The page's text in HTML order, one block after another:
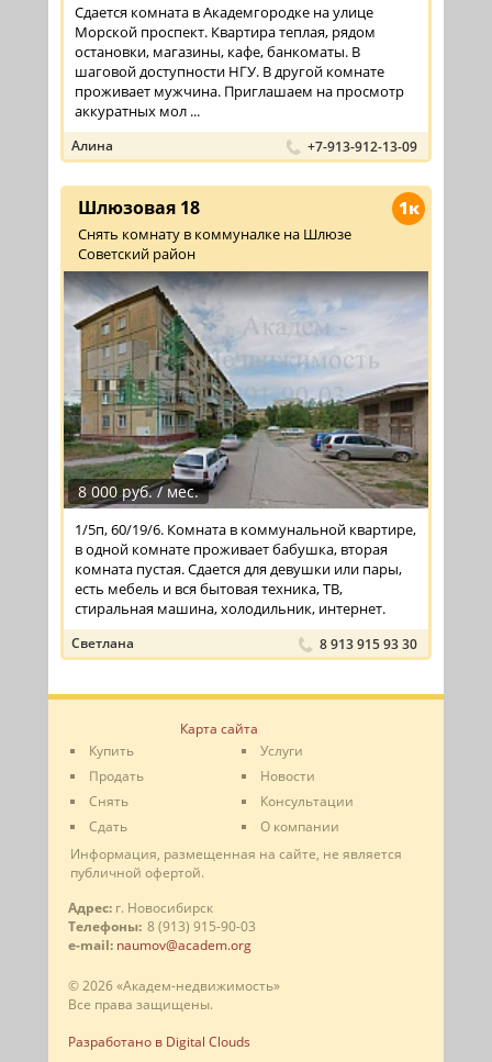
Сдается комната в Академгородке на улице
Морской проспект. Квартира теплая, рядом
остановки, магазины, кафе, банкоматы. В
шаговой доступности НГУ. В другой комнате
проживает мужчина. Приглашаем на просмотр
аккуратных мол ...
Алина +7-913-912-13-09
1к
Шлюзовая 18
Снять комнату в коммуналке на Шлюзе
Советский район
8 000 руб. / мес.
1/5п, 60/19/6. Комната в коммунальной квартире,
в одной комнате проживает бабушка, вторая
комната пустая. Сдается для девушки или пары,
есть мебель и вся бытовая техника, ТВ,
стиральная машина, холодильник, интернет.
Светлана 8 913 915 93 30
Карта сайта
Купить
Продать
Снять
Сдать
Услуги
Новости
Консультации
О компании
Информация, размещенная на сайте, не является
публичной офертой.
Адрес: г. Новосибирск
Телефоны: 8 (913) 915-90-03
e-mail: naumov@academ.org
© 2026 «Академ-недвижимость»
Все права защищены.
Разработано в Digital Clouds